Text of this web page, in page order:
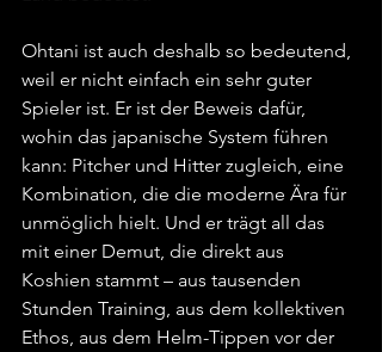
Ohtani ist auch deshalb so bedeutend,
weil er nicht einfach ein sehr guter
Spieler ist. Er ist der Beweis dafür,
wohin das japanische System führen
kann: Pitcher und Hitter zugleich, eine
Kombination, die die moderne Ära für
unmöglich hielt. Und er trägt all das
mit einer Demut, die direkt aus
Koshien stammt – aus tausenden
Stunden Training, aus dem kollektiven
Ethos, aus dem Helm-Tippen vor der